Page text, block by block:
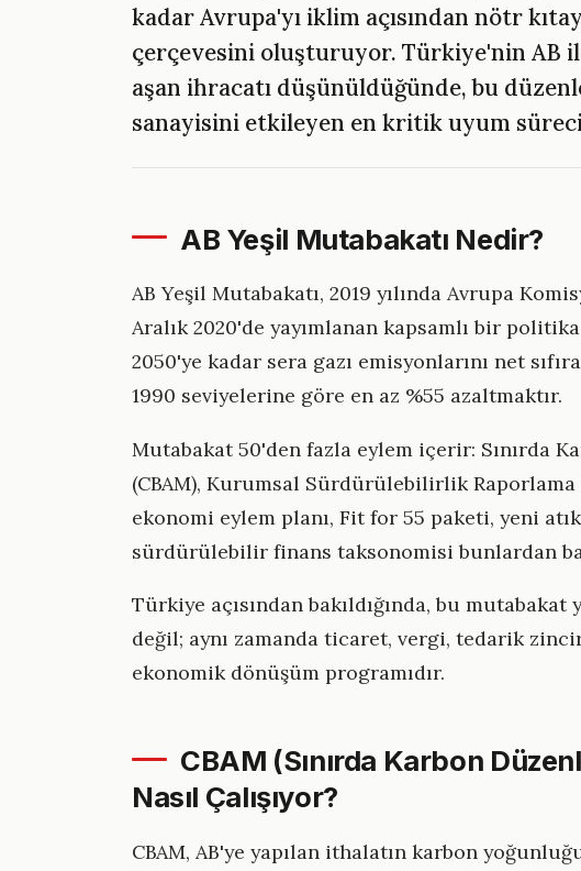
kadar Avrupa'yı iklim açısından nötr
çerçevesini oluşturuyor. Türkiye'nin AB
aşan ihracatı düşünüldüğünde, bu
sanayisini etkileyen en kritik uyum
AB Yeşil Mutabakatı Nedir?
AB Yeşil Mutabakatı, 2019 yılında Avrupa
Aralık 2020'de yayımlanan kapsamlı bir
2050'ye kadar sera gazı emisyonlarını net
1990 seviyelerine göre en az %55 azaltmaktır.
Mutabakat 50'den fazla eylem içerir: Sınırda
(CBAM), Kurumsal Sürdürülebilirlik
ekonomi eylem planı, Fit for 55 paketi, yeni
sürdürülebilir finans taksonomisi bunlardan
Türkiye açısından bakıldığında, bu
değil; aynı zamanda ticaret, vergi, tedarik
ekonomik dönüşüm programıdır.
CBAM (Sınırda Karbon
Nasıl Çalışıyor?
CBAM, AB'ye yapılan ithalatın karbon